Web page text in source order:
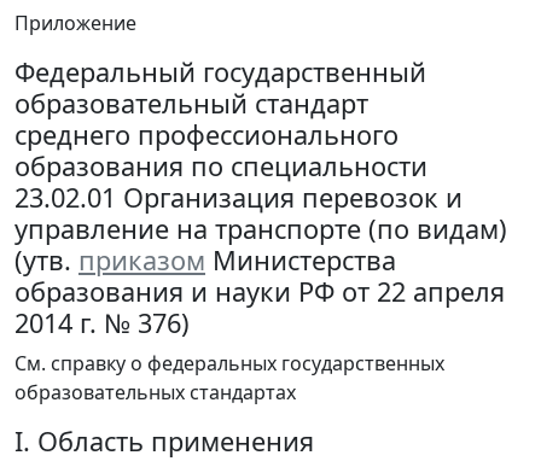
Приложение
Федеральный государственный
образовательный стандарт
среднего профессионального
образования по специальности
23.02.01 Организация перевозок и
управление на транспорте (по видам)
(утв. приказом Министерства
образования и науки РФ от 22 апреля
2014 г. № 376)
См. справку о федеральных государственных
образовательных стандартах
I. Область применения